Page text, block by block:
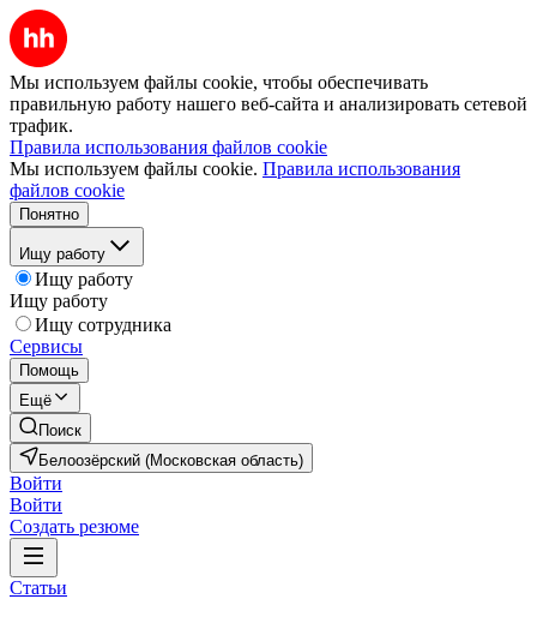
Мы используем файлы cookie, чтобы обеспечивать
правильную работу нашего веб-сайта и анализировать сетевой
трафик.
Правила использования файлов cookie
Мы используем файлы cookie. Правила использования
файлов cookie
Понятно
Ищу работу
Ищу работу
Ищу работу
Ищу сотрудника
Сервисы
Помощь
Ещё
Поиск
Белоозёрский (Московская область)
Войти
Войти
Создать резюме
Статьи